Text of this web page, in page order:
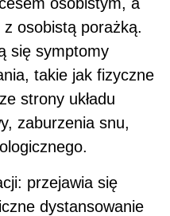
osobistą porażką.
się symptomy
takie jak fizyczne
strony układu
zaburzenia snu,
przejawia się
dystansowanie